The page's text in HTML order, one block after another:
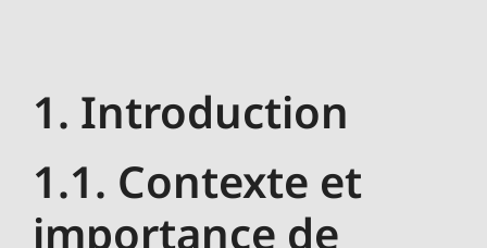
1. Introduction
1.1. Contexte et
importance de